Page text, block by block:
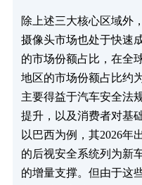
除上述三大核心区域外
摄像头市场也处于快速
的市场份额占比，在全
地区的市场份额占比约
主要得益于汽车安全法
提升，以及消费者对基
以巴西为例，其2026年
的后视安全系统列为新
的增量支撑。但由于这